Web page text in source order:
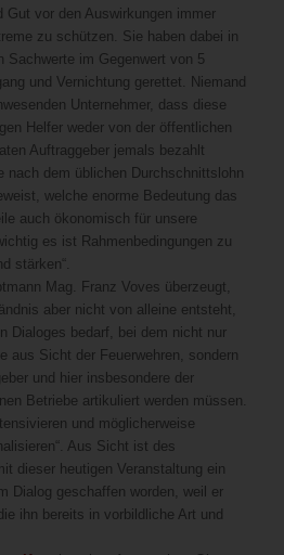
Gut vor den Auswirkungen immer
zu schützen. Sie haben dabei in
Sachwerte im Gegenwert von 5
und Vernichtung gerettet. Niemand
Unternehmer, dass diese
Helfer weder von der öffentlichen
Auftraggeber jemals bezahlt
nach dem üblichen Durchschnittslohn
welche enorme Bedeutung das
auch ökonomisch für unsere
es ist Rahmenbedingungen zu
stärken“.
Mag. Franz Voves überzeugt,
aber nicht von alleine entsteht,
Dialoges bedarf, bei dem nicht nur
aus Sicht der Feuerwehren, sondern
und hier insbesondere der
Betriebe artikuliert werden müssen.
und möglicherweise
Aus Sicht ist des
dieser heutigen Veranstaltung ein
Dialog geschaffen worden, weil er
ihn bereits in vorbildliche Art und